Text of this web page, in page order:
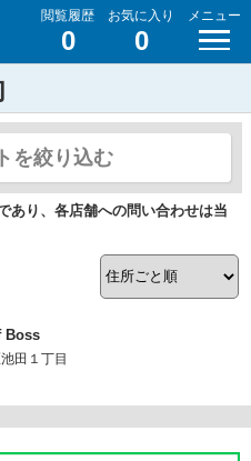
閲覧履歴
0
お気に入り
0
メニュー
を絞り込む
あり、各店舗への問い合わせは当
Boss
田１丁目